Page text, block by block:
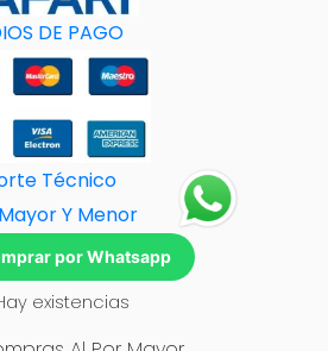
S/ 150.90.
DE PAGO
Técnico
ayor Y Menor
por Whatsapp
existencias